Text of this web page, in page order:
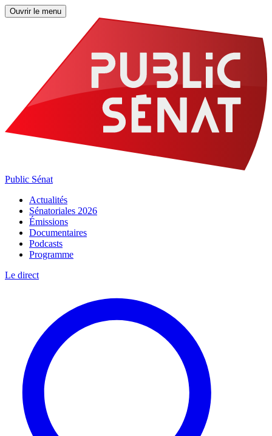
Ouvrir le menu
Public Sénat
Actualités
Sénatoriales 2026
Émissions
Documentaires
Podcasts
Programme
Le direct